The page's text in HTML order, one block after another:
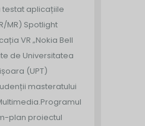
testat aplicațiile
MR) Spotlight
VR „Nokia Bell
de Universitatea
(UPT)
masteratului
Programul
plan proiectul